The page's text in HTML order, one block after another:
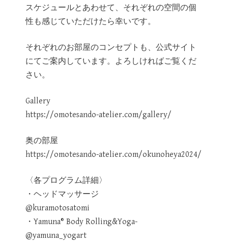
スケジュールとあわせて、それぞれの空間の個
性も感じていただけたら幸いです。
それぞれのお部屋のコンセプトも、公式サイト
にてご案内しています。よろしければご覧くだ
さい。
Gallery
https://omotesando-atelier.com/gallery/
奥の部屋
https://omotesando-atelier.com/okunoheya2024/
〈各プログラム詳細〉
・ヘッドマッサージ
@kuramotosatomi
・Yamuna®︎ Body Rolling&Yoga-
@yamuna_yogart